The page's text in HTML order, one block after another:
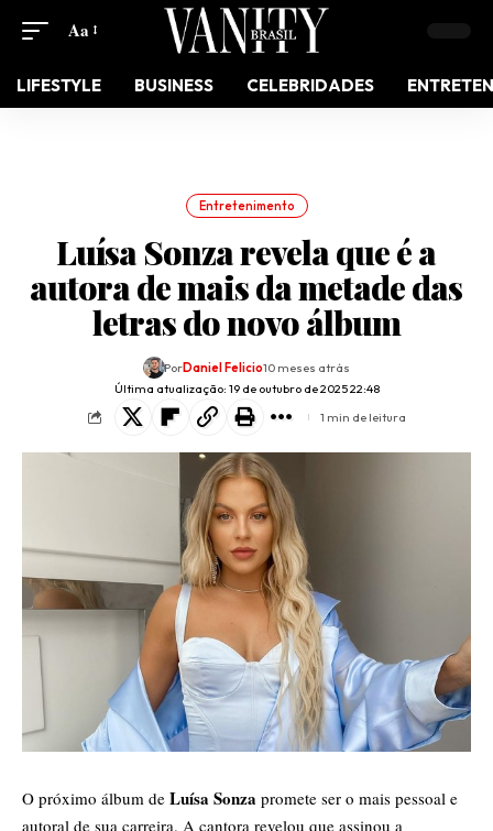
Aa
LIFESTYLE BUSINESS CELEBRIDADES
Entretenimento
Luísa Sonza revela que é a
autora de mais da metade das
letras do novo álbum
Última atualização: 19 de outubro de 2025 22:48
PorDaniel Felicio10 meses atrás
1 min de leitura
O próximo álbum de Luísa Sonza promete ser o mais pessoal e
autoral de sua carreira. A cantora revelou que assinou a